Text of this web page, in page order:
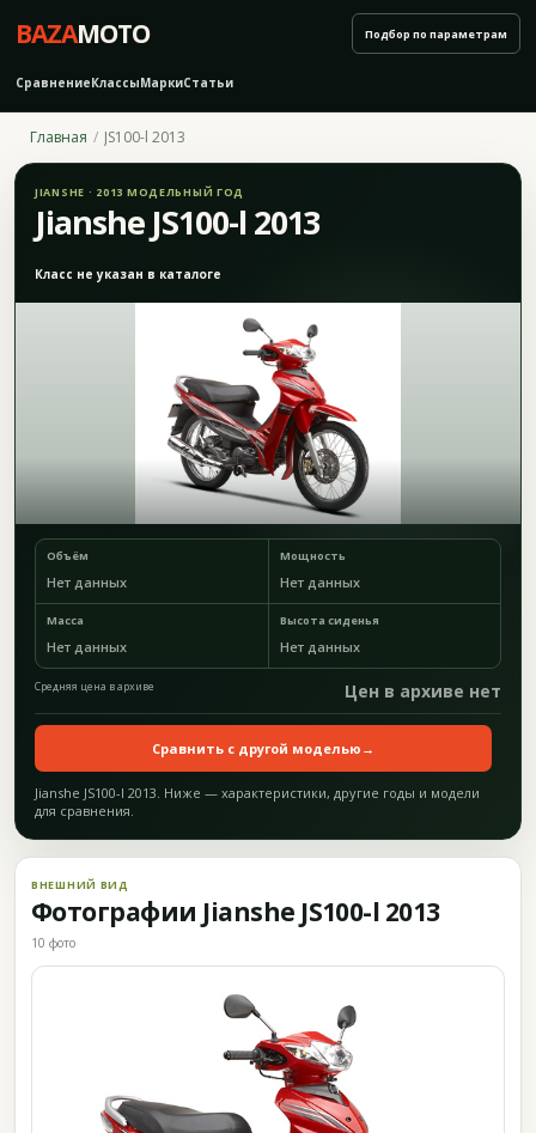
BAZAMOTO
СравнениеКлассыМаркиСтатьи
Подбор по параметрам
Главная JS100-l 2013
JIANSHE · 2013 МОДЕЛЬНЫЙ ГОД
Jianshe JS100-l 2013
Класс не указан в каталоге
Объём
Нет данных
Мощность
Нет данных
Масса
Нет данных
Высота сиденья
Нет данных
Средняя цена в архиве Цен в архиве нет
Сравнить с другой моделью →
Jianshe JS100-l 2013. Ниже — характеристики, другие годы и модели
для сравнения.
ВНЕШНИЙ ВИД
Фотографии Jianshe JS100-l 2013
10 фото